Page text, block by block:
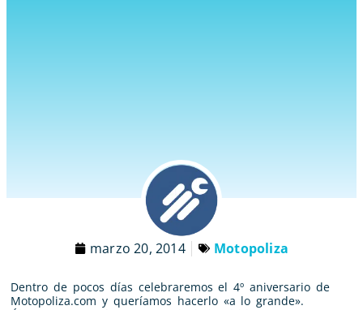
marzo 20, 2014 Motopoliza
Dentro de pocos días celebraremos el 4º aniversario de
Motopoliza.com y queríamos hacerlo «a lo grande».